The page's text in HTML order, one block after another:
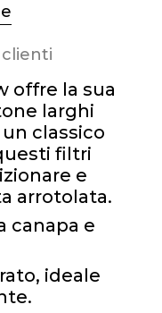
clienti
offre la sua
larghi
classico
filtri
e
arrotolata.
canapa e
ideale